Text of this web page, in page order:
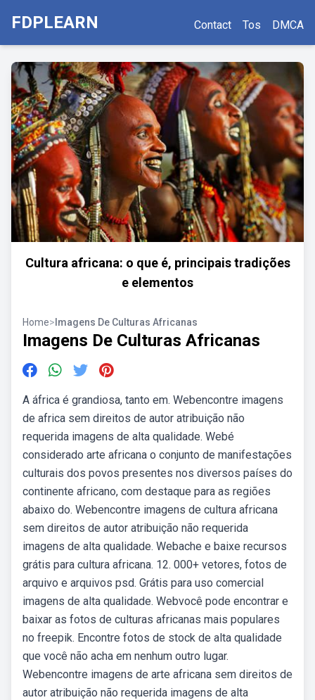
FDPLEARN Contact Tos DMCA
Cultura africana: o que é, principais tradições
e elementos
Home> Imagens De Culturas Africanas
Imagens De Culturas Africanas
A áfrica é grandiosa, tanto em. Webencontre imagens
de africa sem direitos de autor atribuição não
requerida imagens de alta qualidade. Webé
considerado arte africana o conjunto de manifestações
culturais dos povos presentes nos diversos países do
continente africano, com destaque para as regiões
abaixo do. Webencontre imagens de cultura africana
sem direitos de autor atribuição não requerida
imagens de alta qualidade. Webache e baixe recursos
grátis para cultura africana. 12. 000+ vetores, fotos de
arquivo e arquivos psd. Grátis para uso comercial
imagens de alta qualidade. Webvocê pode encontrar e
baixar as fotos de culturas africanas mais populares
no freepik. Encontre fotos de stock de alta qualidade
que você não acha em nenhum outro lugar.
Webencontre imagens de arte africana sem direitos de
autor atribuição não requerida imagens de alta